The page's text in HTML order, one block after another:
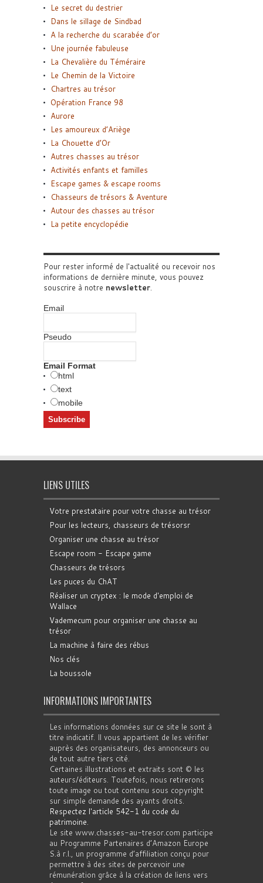
Le secret du destrier
Dans le sillage de Sindbad
A la recherche du scarabée d’or
Une journée fabuleuse
La Chevalière du Téméraire
Le Chemin de la Victoire
Chartres au trésor
Opération France 98
Aurore
Les amoureux d’Ariège
La Chouette d’Or
Autres chasses au trésor
Activités enfants et familles
Escape games & escape rooms
Chasseurs de trésors & Aventure
Autour des chasses au trésor
La petite encyclopédie
Pour rester informé de l'actualité ou recevoir nos
informations de dernière minute, vous pouvez
souscrire à notre newsletter
Email
Pseudo
Email Format
html
text
mobile
LIENS UTILES
Votre prestataire pour votre chasse au trésor
Pour les lecteurs, chasseurs de trésorsr
Organiser une chasse au trésor
Escape room - Escape game
Chasseurs de trésors
Les puces du ChAT
Réaliser un cryptex : le mode d'emploi de
Wallace
Vademecum pour organiser une chasse au
trésor
La machine à faire des rébus
Nos clés
La boussole
INFORMATIONS IMPORTANTES
Les informations données sur ce site le sont à
titre indicatif. Il vous appartient de les vérifier
auprès des organisateurs, des annonceurs ou
de tout autre tiers cité.
Certaines illustrations et extraits sont © les
auteurs/éditeurs. Toutefois, nous retirerons
toute image ou tout contenu sous copyright
sur simple demande des ayants droits.
Respectez l'article 542-1 du code du
patrimoine
Le site www.chasses-au-tresor.com participe
au Programme Partenaires d’Amazon Europe
S.à r.l., un programme d’affiliation conçu pour
permettre à des sites de percevoir une
rémunération grâce à la création de liens vers